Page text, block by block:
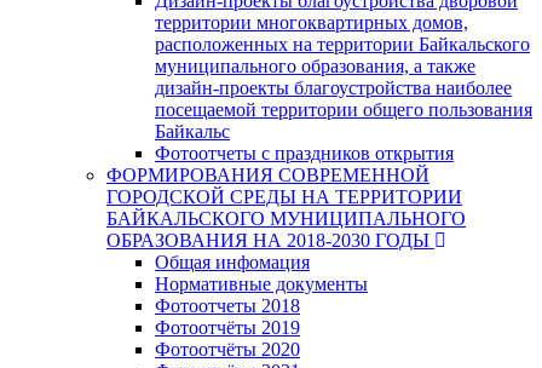
территории многоквартирных домов,
расположенных на территории Байкальского
муниципального образования, а также
дизайн-проекты благоустройства наиболее
посещаемой территории общего пользования
Байкальс
Фотоотчеты с праздников открытия
ФОРМИРОВАНИЯ СОВРЕМЕННОЙ
ГОРОДСКОЙ СРЕДЫ НА ТЕРРИТОРИИ
БАЙКАЛЬСКОГО МУНИЦИПАЛЬНОГО
ОБРАЗОВАНИЯ НА 2018-2030 ГОДЫ
Общая инфомация
Нормативные документы
Фотоотчеты 2018
Фотоотчёты 2019
Фотоотчёты 2020